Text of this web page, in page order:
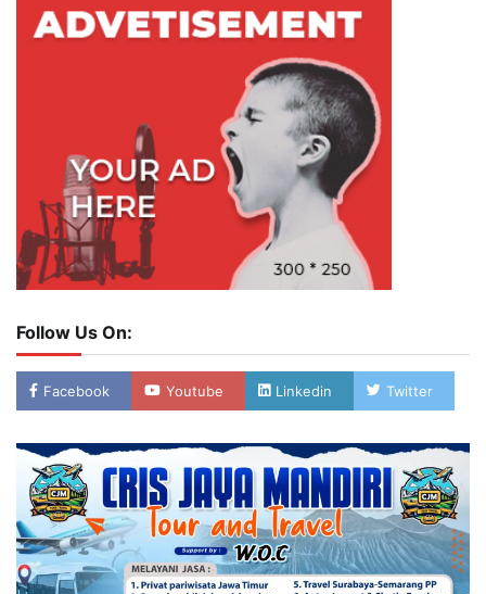
Follow Us On:
Facebook Youtube Linkedin Twitter